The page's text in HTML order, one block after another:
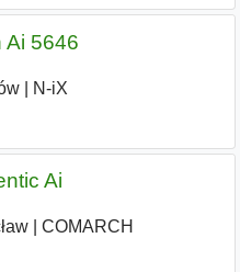
Ai 5646
| N-iX
Ai
| COMARCH